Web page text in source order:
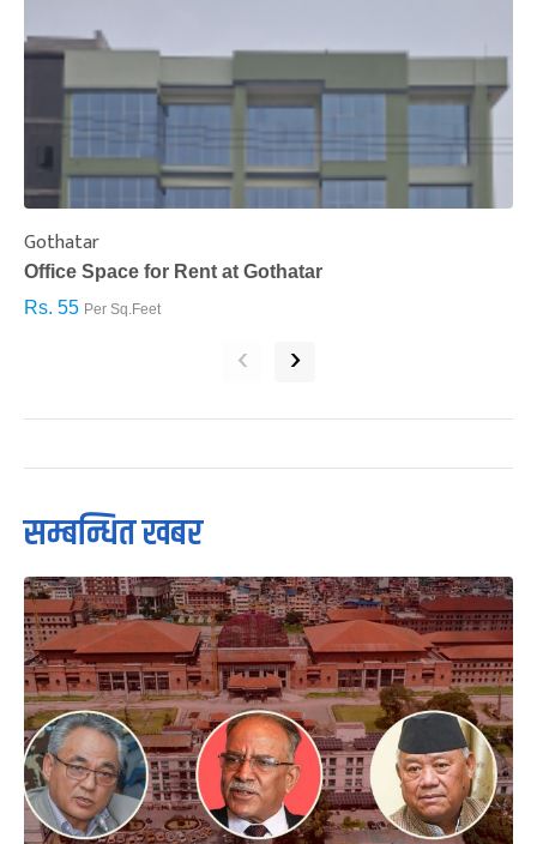
Gothatar
Office Space for Rent at Gothatar
Rs. 55 Per Sq.Feet
‹ ›
सम्बन्धित खबर